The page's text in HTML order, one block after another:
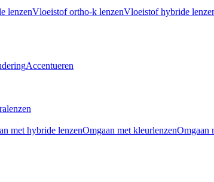
lenzenVloeistof ortho-k lenzenVloeistof hybride
Accentueren
met hybride lenzenOmgaan met kleurlenzenOmgaan